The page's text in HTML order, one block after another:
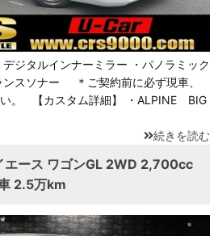
デジタルインナーミラー ・パノラミック
ンスソナー ＊ご契約前に必ず現車、
。 【カスタム詳細】 ・ALPINE BIG
続きを読む
ース ワゴンGL 2WD 2,700cc
2.5万km